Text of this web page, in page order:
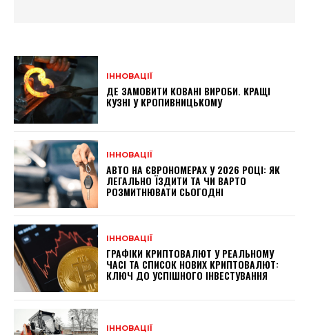
ІННОВАЦІЇ
ДЕ ЗАМОВИТИ КОВАНІ ВИРОБИ. КРАЩІ
КУЗНІ У КРОПИВНИЦЬКОМУ
ІННОВАЦІЇ
АВТО НА ЄВРОНОМЕРАХ У 2026 РОЦІ: ЯК
ЛЕГАЛЬНО ЇЗДИТИ ТА ЧИ ВАРТО
РОЗМИТНЮВАТИ СЬОГОДНІ
ІННОВАЦІЇ
ГРАФІКИ КРИПТОВАЛЮТ У РЕАЛЬНОМУ
ЧАСІ ТА СПИСОК НОВИХ КРИПТОВАЛЮТ:
КЛЮЧ ДО УСПІШНОГО ІНВЕСТУВАННЯ
ІННОВАЦІЇ